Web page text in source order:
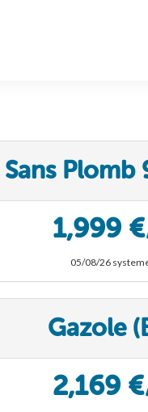
Sans Plomb
1,999
05/08/26
Gazole
2,169